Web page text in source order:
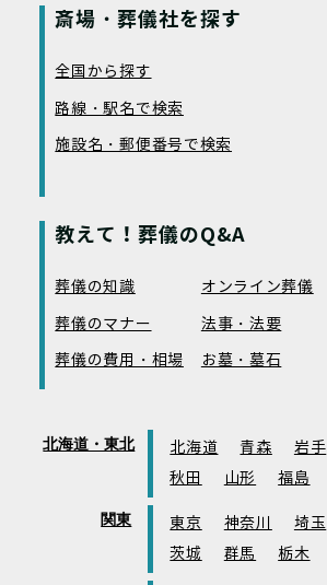
斎場・葬儀社を探す
全国から探す
路線・駅名で検索
施設名・郵便番号で検索
教えて！葬儀のQ&A
葬儀の知識 オンライン葬儀
葬儀のマナー
法事・法要
葬儀の費用・相場
お墓・墓石
北海道・東北 北海道 青森 岩手
秋田
山形 福島
関東 東京 神奈川 埼玉
茨城
群馬 栃木